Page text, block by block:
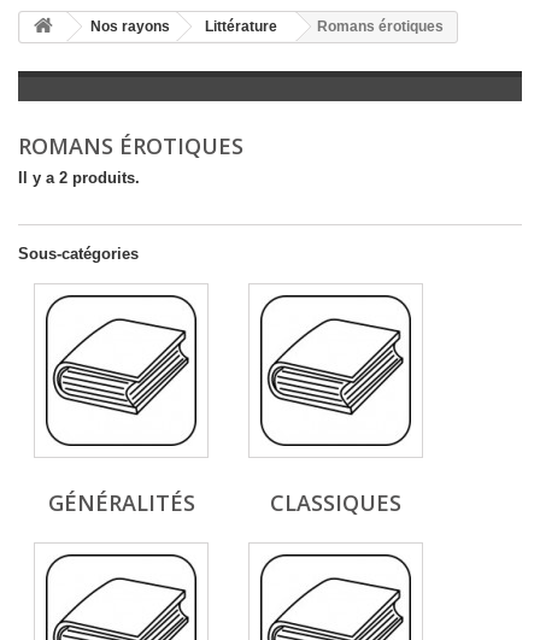
ARTS ET SOCIÉTÉ
+
+
BANDES DESSINÉES
SCOLAIRE ET DICTIONNAIRE
LIVRES ANCIENS AVANT 1945
Nos rayons Littérature Romans érotiques
ROMANS ÉROTIQUES
Il y a 2 produits.
Sous-catégories
GÉNÉRALITÉS CLASSIQUES